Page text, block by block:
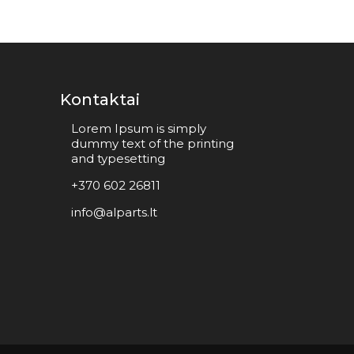
Kontaktai
Lorem Ipsum is simply
dummy text of the printing
and typesetting
+370 602 26811
info@alparts.lt